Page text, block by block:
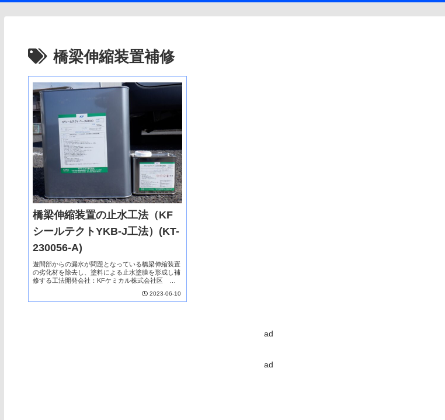
橋梁伸縮装置補修
橋梁伸縮装置の止水工法（KF
シールテクトYKB-J工法）(KT-
230056-A)
遊間部からの漏水が問題となっている橋梁伸縮装置
の劣化材を除去し、塗料による止水塗膜を形成し補
修する工法開発会社：KFケミカル株式会社区
水が問題となっている橋梁の伸縮装置の劣化した伸
2023-06-10
ad
ad